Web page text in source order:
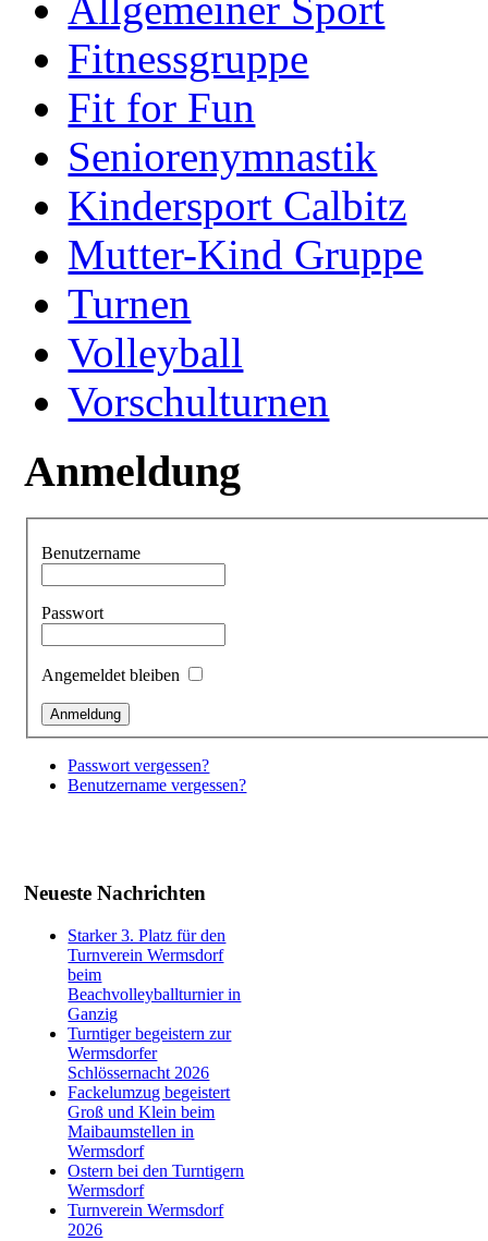
Fitnessgruppe
Fit for Fun
Seniorenymnastik
Kindersport Calbitz
Mutter-Kind Gruppe
Turnen
Volleyball
Vorschulturnen
Anmeldung
Benutzername
Passwort
Angemeldet bleiben
Passwort vergessen?
Benutzername vergessen?
Neueste Nachrichten
Starker 3. Platz für den
Turnverein Wermsdorf
beim
Beachvolleyballturnier in
Ganzig
Turntiger begeistern zur
Wermsdorfer
Schlössernacht 2026
Fackelumzug begeistert
Groß und Klein beim
Maibaumstellen in
Wermsdorf
Ostern bei den Turntigern
Wermsdorf
Turnverein Wermsdorf
2026